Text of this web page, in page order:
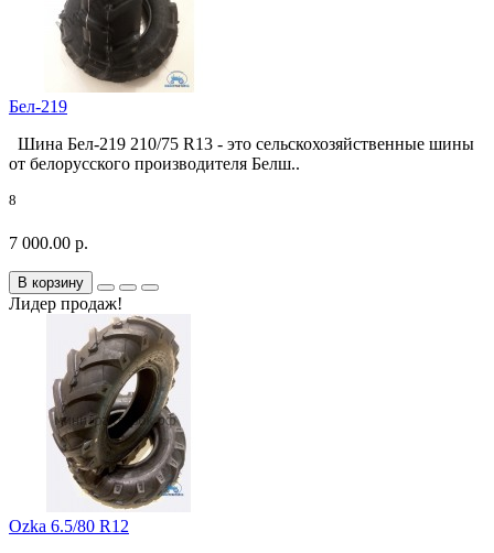
Бел-219
Шина Бел-219 210/75 R13 - это сельскохозяйственные шины
от белорусского производителя Белш..
8
7 000.00 р.
В корзину
Лидер продаж!
Ozka 6.5/80 R12